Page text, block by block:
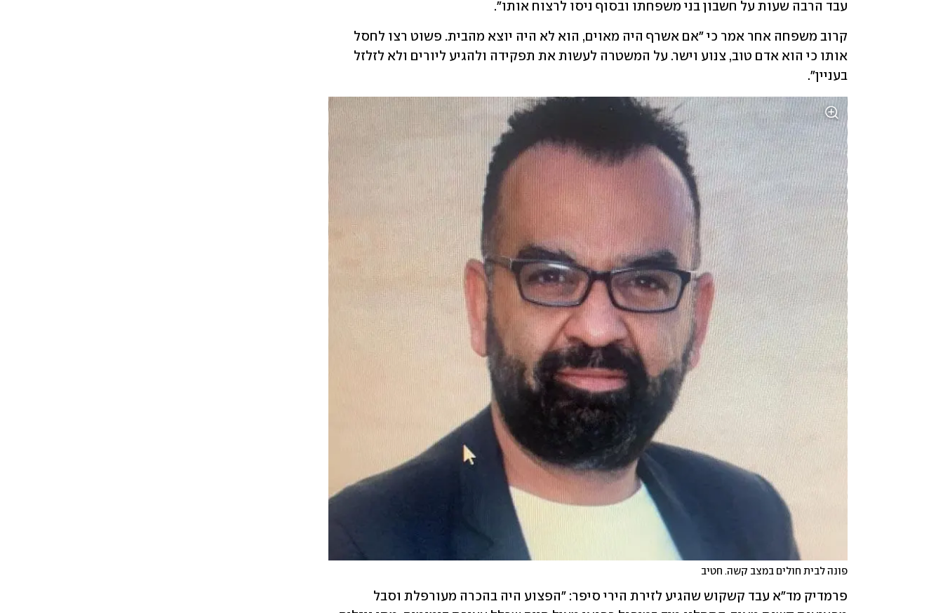
עבד הרבה שעות על חשבון בני משפחתו ובסוף ניסו לרצוח אותו".
בעניין".
פונה לבית חולים במצב קשה. חטיב